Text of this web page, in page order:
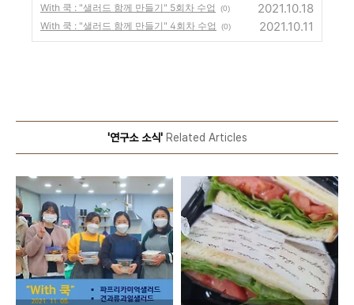
With 쿡 : "샐러드 함께 만들기" 5회차 수업 (0) 2021.10.18
With 쿡 : "샐러드 함께 만들기" 4회차 수업 (0) 2021.10.11
'연구소 소식'Related Articles